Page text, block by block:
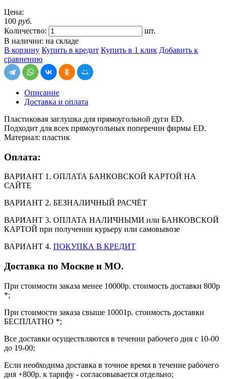
Цена:
100 руб.
Количество:
шт.
В наличии: на складе
В корзину Купить в кредит Купить в 1 клик Добавить к
сравнению
Описание
Доставка и оплата
Пластиковая заглушка для прямоугольной дуги ED.
Подходит для всех прямоугольных поперечин фирмы ED.
Материал: пластик
Оплата:
ВАРИАНТ 1. ОПЛАТА БАНКОВСКОЙ КАРТОЙ НА
САЙТЕ
ВАРИАНТ 2. БЕЗНАЛИЧНЫЙ РАСЧЁТ
ВАРИАНТ 3. ОПЛАТА НАЛИЧНЫМИ или БАНКОВСКОЙ
КАРТОЙ при получении курьеру или самовывозе
ВАРИАНТ 4. ПОКУПКА В КРЕДИТ
Доставка по Москве и МО.
При стоимости заказа менее 10000р. стоимость доставки 800р
*;
При стоимости заказа свыше 10001р. стоимость доставки
БЕСПЛАТНО *;
Все доставки осуществляются в течении рабочего дня с 10-00
до 19-00;
Если необходима доставка в точное время в течение рабочего
дня +800р. к тарифу - согласовывается отдельно;